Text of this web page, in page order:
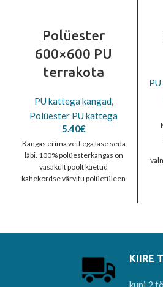
Polüester
600×600 PU
terrakota
PU kattega kangad,
Polüester PU kattega
5.40€
Kangas ei ima vett ega lase seda
läbi. 100% polüesterkangas on
vasakult poolt kaetud
kahekordse värvitu polüetüleen
KIIRE
kuni 2